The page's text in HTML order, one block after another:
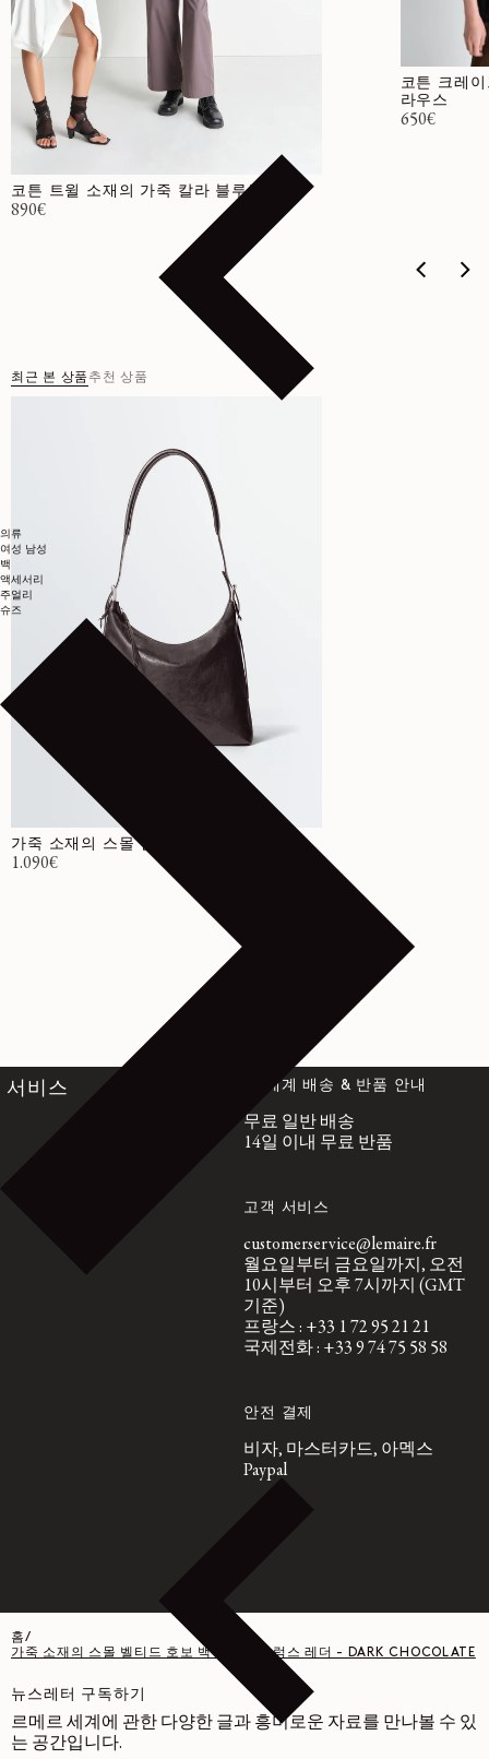
의류
여성 남성
백
액세서리
주얼리
슈즈
코튼 트윌 소재의 가죽 칼라 블루종
정가
890€
코튼 크레
라우스
정가
650€
최근 본 상품 추천 상품
가죽 소재의 스몰 벨티드 호보 백
정가
1.090€
서비스 전 세계 배송 & 반품 안내
무료 일반 배송
14일 이내 무료 반품
고객 서비스
customerservice@lemaire.fr
월요일부터 금요일까지, 오전
10시부터 오후 7시까지 (GMT
기준)
프랑스 : +33 1 72 95 21 21
국제전화 : +33 9 74 75 58 58
안전 결제
비자, 마스터카드, 아멕스
Paypal
홈/
가죽 소재의 스몰 벨티드 호보 백 - 페이퍼 럭스 레더 - DARK CHOCOLATE
뉴스레터 구독하기
르메르 세계에 관한 다양한 글과 흥미로운 자료를 만나볼 수 있
는 공간입니다.